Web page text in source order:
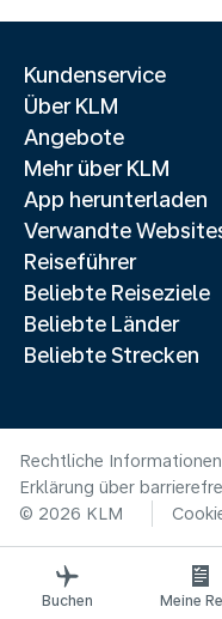
Kundenservice
Über KLM
Angebote
Mehr über KLM
App herunterladen
Verwandte
Reiseführer
Beliebte Reiseziele
Beliebte Länder
Beliebte Strecken
Rechtliche Informationen
Erklärung über
© 2026 KLM
Buchen Meine